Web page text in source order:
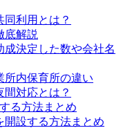
利用とは？
底解説
決定した数や会社名
所内保育所の違い
対応とは？
る方法まとめ
開設する方法まとめ